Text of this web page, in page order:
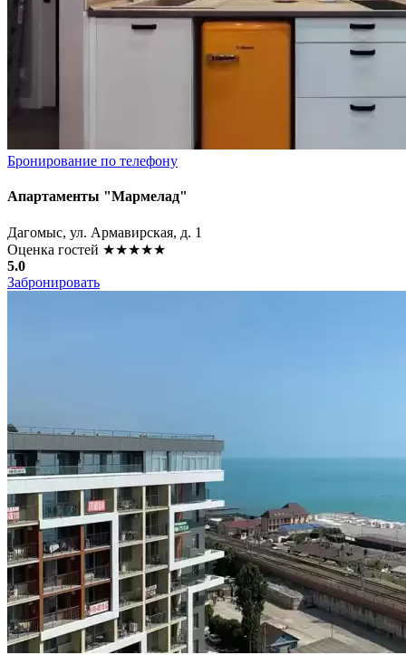
Бронирование по телефону
Апартаменты "Мармелад"
Дагомыс, ул. Армавирская, д. 1
Оценка гостей ★★★★★
5.0
Забронировать